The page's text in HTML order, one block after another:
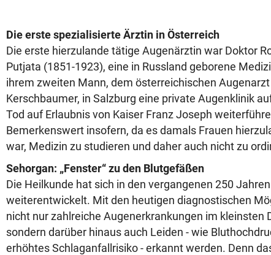
Die erste spezialisierte Ärztin in Österreich
Die erste hierzulande tätige Augenärztin war Doktor
Putjata (1851-1923), eine in Russland geborene
ihrem zweiten Mann, dem österreichischen
Kerschbaumer, in Salzburg eine private Augenklinik
Tod auf Erlaubnis von Kaiser Franz Joseph
Bemerkenswert insofern, da es damals Frauen
war, Medizin zu studieren und daher auch nicht zu
Sehorgan: „Fenster“ zu den Blutgefäßen
Die Heilkunde hat sich in den vergangenen 250
weiterentwickelt. Mit den heutigen diagnostischen
nicht nur zahlreiche Augenerkrankungen im kleinsten
sondern darüber hinaus auch Leiden - wie
erhöhtes Schlaganfallrisiko - erkannt werden. Denn